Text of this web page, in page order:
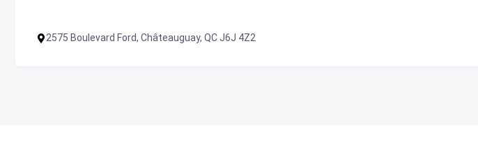
2575 Boulevard Ford, Châteauguay, QC J6J 4Z2